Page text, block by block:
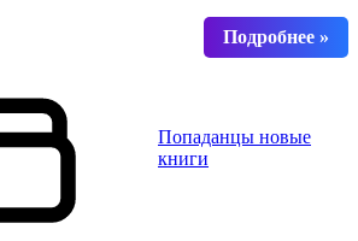
Попаданцы новые
книги